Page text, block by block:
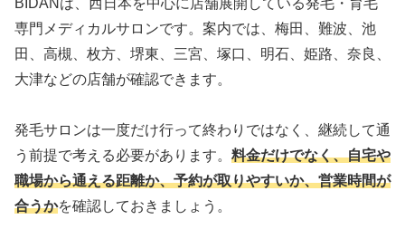
専門メディカルサロンです。案内では、梅田、難波、池
田、高槻、枚方、堺東、三宮、塚口、明石、姫路、奈良、
大津などの店舗が確認できます。
発毛サロンは一度だけ行って終わりではなく、継続して通
う前提で考える必要があります。 料金だけでなく、自宅や
職場から通える距離か、予約が取りやすいか、営業時間が
合うかを確認しておきましょう。